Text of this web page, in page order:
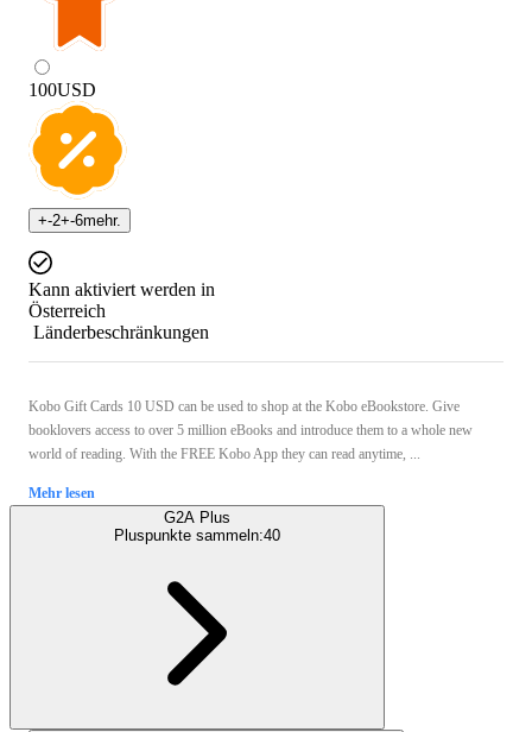
100USD
+-2+-6mehr.
Kann aktiviert werden in
Österreich
Länderbeschränkungen
Kobo Gift Cards 10 USD can be used to shop at the Kobo eBookstore. Give
booklovers access to over 5 million eBooks and introduce them to a whole new
world of reading. With the FREE Kobo App they can read anytime, ...
Mehr lesen
G2A Plus
Pluspunkte sammeln:40